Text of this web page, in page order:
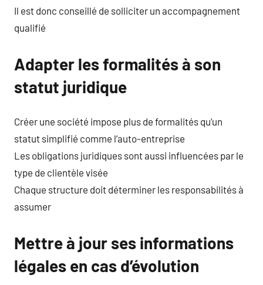
Il est donc conseillé de solliciter un accompagnement
qualifié
Adapter les formalités à son
statut juridique
Créer une société impose plus de formalités qu’un
statut simplifié comme l’auto-entreprise
Les obligations juridiques sont aussi influencées par le
type de clientèle visée
Chaque structure doit déterminer les responsabilités à
assumer
Mettre à jour ses informations
légales en cas d’évolution